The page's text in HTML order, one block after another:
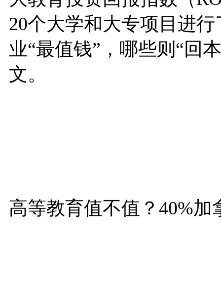
20个大学和大专项目进
业“最值钱”，哪些则“回
文。
高等教育值不值？40%加